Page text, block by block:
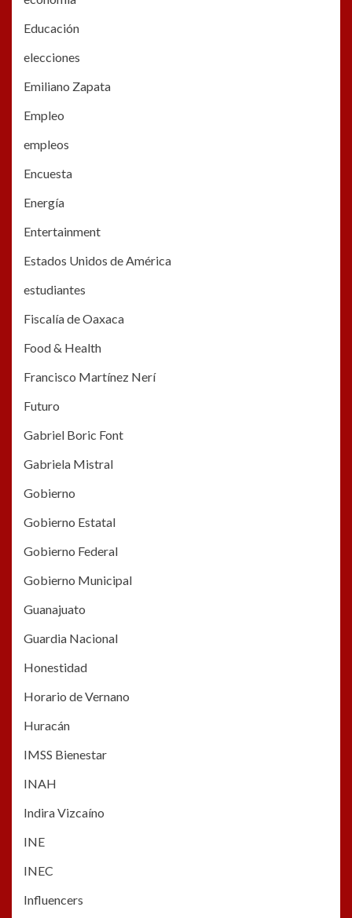
Educación
elecciones
Emiliano Zapata
Empleo
empleos
Encuesta
Energía
Entertainment
Estados Unidos de América
estudiantes
Fiscalía de Oaxaca
Food & Health
Francisco Martínez Nerí
Futuro
Gabriel Boric Font
Gabriela Mistral
Gobierno
Gobierno Estatal
Gobierno Federal
Gobierno Municipal
Guanajuato
Guardia Nacional
Honestidad
Horario de Vernano
Huracán
IMSS Bienestar
INAH
Indira Vizcaíno
INE
INEC
Influencers